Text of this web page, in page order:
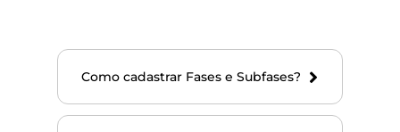
Como cadastrar Fases e Subfases?